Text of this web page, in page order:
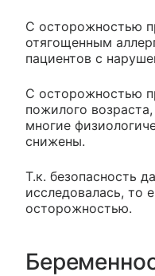
С осторожностью
отягощенным
пациентов с
С осторожностью
пожилого
многие
снижены.
Т.к. безопасность
исследовалась, то
осторожностью.